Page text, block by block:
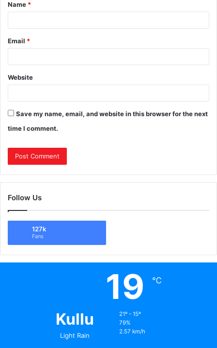
Name *
Email *
Website
Save my name, email, and website in this browser for the next
time I comment.
Follow Us
127k
Fans
Kullu
Light Rain
19 ℃
21º - 15º
79%
2.57 km/h